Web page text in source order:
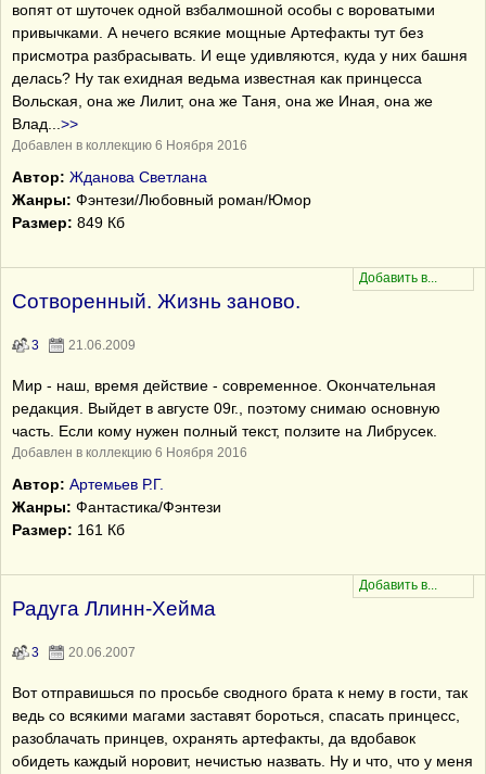
вопят от шуточек одной взбалмошной особы с вороватыми
привычками. А нечего всякие мощные Артефакты тут без
присмотра разбрасывать. И еще удивляются, куда у них башня
делась? Ну так ехидная ведьма известная как принцесса
Вольская, она же Лилит, она же Таня, она же Иная, она же
Влад
>>
Добавлен в коллекцию 6 Ноября 2016
Автор: Жданова Светлана
Жанры: Фэнтези/Любовный роман/Юмор
Размер: 849 Кб
Сотворенный. Жизнь заново.
3 21.06.2009
Мир - наш, время действие - современное. Окончательная
редакция. Выйдет в августе 09г., поэтому снимаю основную
часть. Если кому нужен полный текст, ползите на Либрусек.
Добавлен в коллекцию 6 Ноября 2016
Автор: Артемьев Р.Г.
Жанры: Фантастика/Фэнтези
Размер: 161 Кб
Радуга Ллинн-Хейма
3 20.06.2007
Вот отправишься по просьбе сводного брата к нему в гости, так
ведь со всякими магами заставят бороться, спасать принцесс,
разоблачать принцев, охранять артефакты, да вдобавок
обидеть каждый норовит, нечистью назвать. Ну и что, что у меня